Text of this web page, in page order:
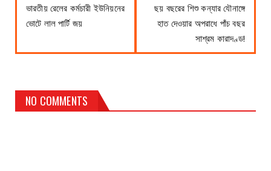
ভারতীয় রেলের কর্মচারী ইউনিয়নের
ভোটে লাল পার্টি জয়
ছয় বছরের শিশু কন্যার যৌনাঙ্গে
হাত দেওয়ার অপরাধে পাঁচ বছর
সাশ্রম কারাদণ্ড!
NO COMMENTS